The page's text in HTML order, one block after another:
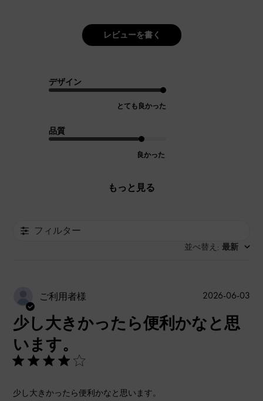
レビューを書く
デザイン
とても良かった
品質
良かった
もっと見る
フィルター
並べ替え : 最新
ご利用者様
少し大きかったら便利かなと思
います。
少し大きかったら便利かなと思います。
公
2026-06-03